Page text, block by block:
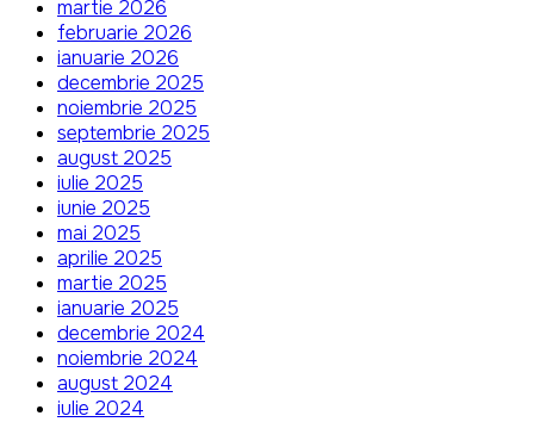
martie 2026
februarie 2026
ianuarie 2026
decembrie 2025
noiembrie 2025
septembrie 2025
august 2025
iulie 2025
iunie 2025
mai 2025
aprilie 2025
martie 2025
ianuarie 2025
decembrie 2024
noiembrie 2024
august 2024
iulie 2024